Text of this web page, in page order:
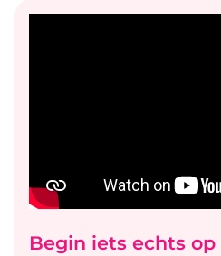
Begin iets echts